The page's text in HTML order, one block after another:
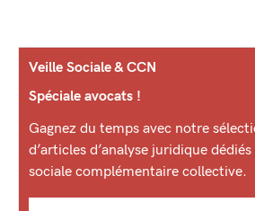
Veille Sociale & CCN
Spéciale avocats !
Gagnez du temps avec notre
d’articles d’analyse juridique
sociale complémentaire collective.